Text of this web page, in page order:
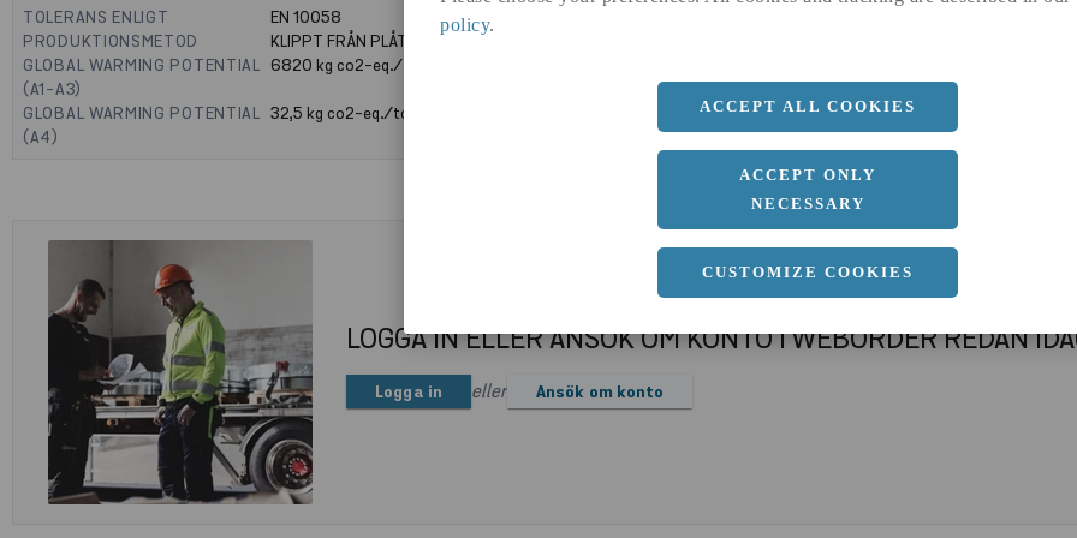
policy.
ACCEPT ALL COOKIES
ACCEPT ONLY
NECESSARY
CUSTOMIZE COOKIES
TOLERANS ENLIGT
EN 10058
PRODUKTIONSMETOD
KLIPPT FRÅN PLÅT
GLOBAL WARMING POTENTIAL
(A1-A3)
6820kg co2-eq./ton
GLOBAL WARMING POTENTIAL
(A4)
32,5kg co2-eq./ton
6000 MM
LOGGA IN ELLER ANSÖK OM KONTO I WEBORDER REDAN
Logga in eller Ansök om konto